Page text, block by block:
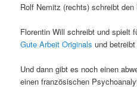
Rolf Nemitz (rechts) schreibt den
Florentin Will schreibt und spielt
Gute Arbeit Originals und
Und dann gibt es noch einen
einen französischen